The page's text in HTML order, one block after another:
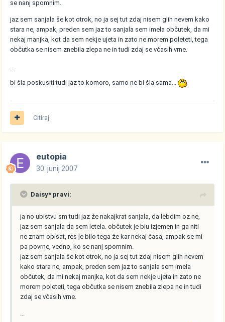
se nanj spomnim.
jaz sem sanjala še kot otrok, no ja sej tut zdaj nisem glih nevem kako
stara ne, ampak, preden sem jaz to sanjala sem imela občutek, da mi
nekaj manjka, kot da sem nekje ujeta in zato ne morem poleteti, tega
občutka se nisem znebila zlepa ne in tudi zdaj se včasih vrne.
...
bi šla poskusiti tudi jaz to komoro, samo ne bi šla sama...
Citiraj
eutopia
30. junij 2007
Daisy* pravi:
ja no ubistvu sm tudi jaz že nakajkrat sanjala, da lebdim oz ne,
jaz sem sanjala da sem letela. občutek je biu izjemen in ga niti
ne znam opisat, res je bilo tega že kar nekaj časa, ampak se mi
pa povrne, vedno, ko se nanj spomnim.
jaz sem sanjala še kot otrok, no ja sej tut zdaj nisem glih nevem
kako stara ne, ampak, preden sem jaz to sanjala sem imela
občutek, da mi nekaj manjka, kot da sem nekje ujeta in zato ne
morem poleteti, tega občutka se nisem znebila zlepa ne in tudi
zdaj se včasih vrne.
...